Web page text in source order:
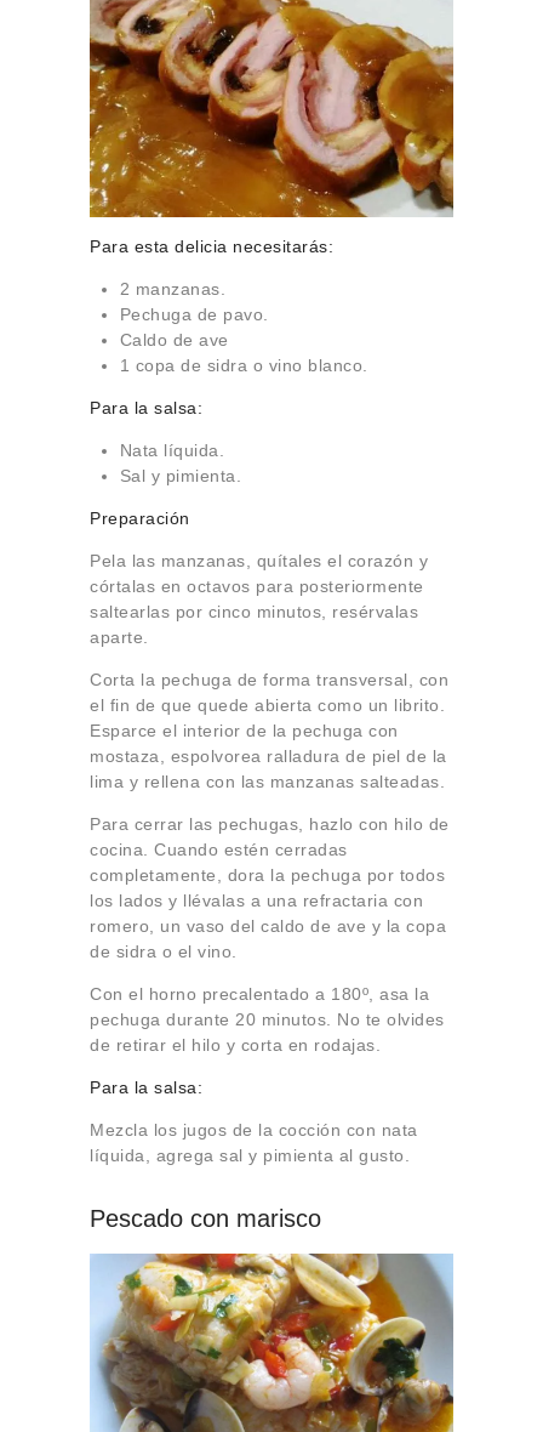
Para esta delicia necesitarás:
2 manzanas.
Pechuga de pavo.
Caldo de ave
1 copa de sidra o vino blanco.
Para la salsa:
Nata líquida.
Sal y pimienta.
Preparación
Pela las manzanas, quítales el corazón y
córtalas en octavos para posteriormente
saltearlas por cinco minutos, resérvalas
aparte.
Corta la pechuga de forma transversal, con
el fin de que quede abierta como un librito.
Esparce el interior de la pechuga con
mostaza, espolvorea ralladura de piel de la
lima y rellena con las manzanas salteadas.
Para cerrar las pechugas, hazlo con hilo de
cocina. Cuando estén cerradas
completamente, dora la pechuga por todos
los lados y llévalas a una refractaria con
romero, un vaso del caldo de ave y la copa
de sidra o el vino.
Con el horno precalentado a 180º, asa la
pechuga durante 20 minutos. No te olvides
de retirar el hilo y corta en rodajas.
Para la salsa:
Mezcla los jugos de la cocción con nata
líquida, agrega sal y pimienta al gusto.
Pescado con marisco